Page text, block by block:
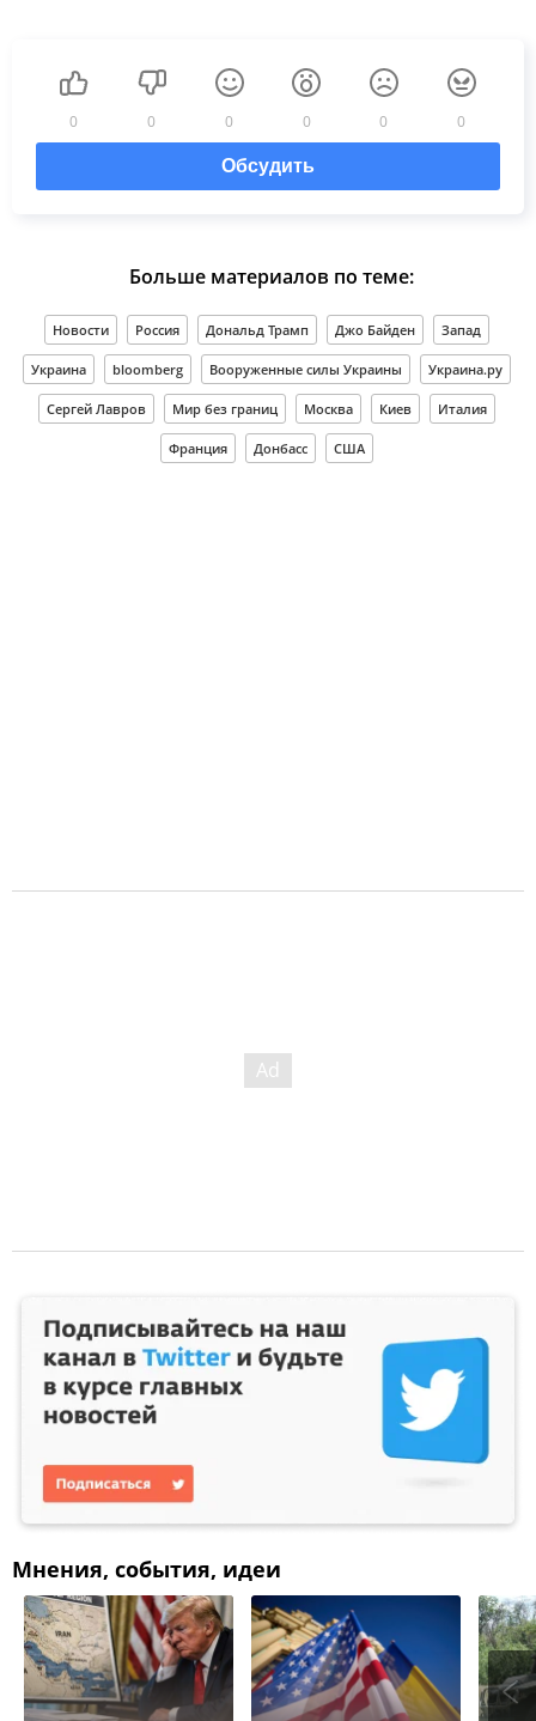
0 0 0 0 0 0
Обсудить
Больше материалов по теме:
Новости Россия Дональд Трамп Джо Байден Запад
Украина bloomberg Вооруженные силы Украины Украина.ру
Сергей Лавров Мир без границ Москва Киев Италия
Франция Донбасс США
Мнения, события, идеи